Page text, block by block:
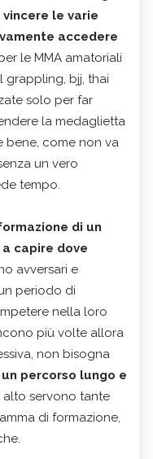
le varie
accedere
le MMA amatoriali
grappling, bjj, thai
solo per far
la medaglietta
bene, come non va
un vero
tempo.
di un
capire dove
avversari e
periodo di
nella loro
più volte allora
non bisogna
un percorso lungo e
alto servono tante
di formazione,